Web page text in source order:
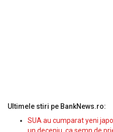
Ultimele stiri pe BankNews.ro:
SUA au cumparat yeni